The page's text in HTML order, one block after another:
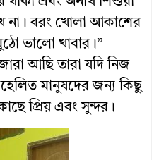
না। বরং খোলা আকাশের
ভালো খাবার।”
আছি তারা যদি নিজ
মানুষদের জন্য কিছু
প্রিয় এবং সুন্দর।